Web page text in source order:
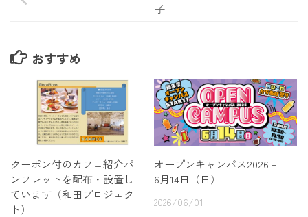
子
おすすめ
クーポン付のカフェ紹介パ
ンフレットを配布・設置し
ています（和田プロジェク
ト）
オープンキャンパス2026－
6月14日（日）
2026/06/01